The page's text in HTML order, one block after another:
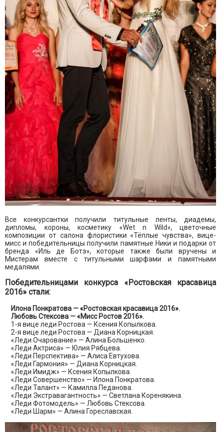
Все конкурсантки получили титульные ленты, диадемы,
дипломы, короны, косметику «Wet n Wild», цветочные
композиции от салона флористики «Тёплые чувства», вице-
мисс и победительницы получили памятные Ники и подарки от
бренда «Иль де Ботэ», которые также были вручены и
Мистерам вместе с титульными шарфами и памятными
медалями.
Победительницами конкурса «Ростовская красавица
2016» стали:
Илона Понкратова — «Ростовская красавица 2016».
Любовь Стексова — «Мисс Ростов 2016».
1-я вице леди Ростова — Ксения Копылкова.
2-я вице леди Ростова — Диана Корницкая.
«Леди Очарование» — Алина Большенко.
«Леди Актриса» — Юлия Рябцева.
«Леди Перспектива» — Алиса Евтухова.
«Леди Гармония» — Диана Корницкая.
«Леди Имидж» — Ксения Копылкова.
«Леди Совершенство» — Илона Понкратова.
«Леди Талант» — Камилла Педанова.
«Леди Экстравагантность» — Светлана Коренякина.
«Леди Фотомодель» — Любовь Стексова.
«Леди Шарм» — Алина Гореславская.